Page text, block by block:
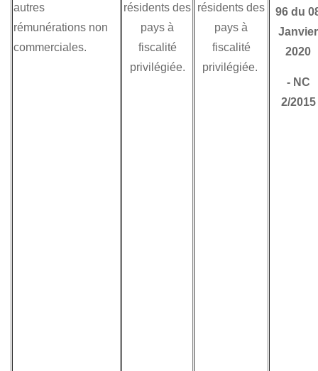
autres
rémunérations non
commerciales.
résidents des
pays à
fiscalité
privilégiée.
résidents des
pays à
fiscalité
privilégiée.
96 du
Janvier
2020
- NC
2/2015